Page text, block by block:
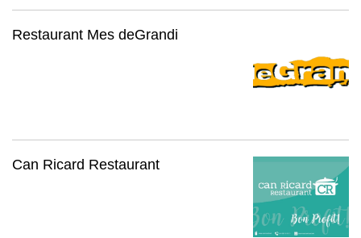
Restaurant Mes deGrandi
Can Ricard Restaurant